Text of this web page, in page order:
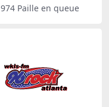
974 Paille en queue